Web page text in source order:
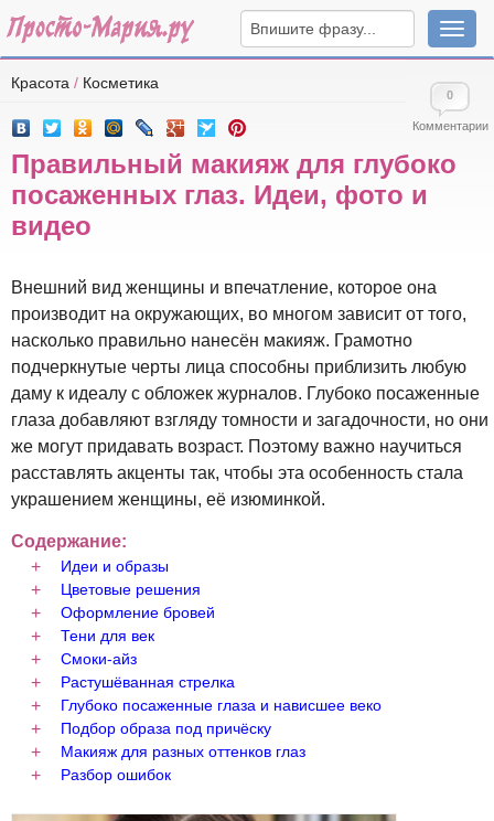
Красота / Косметика
0
Комментарии
Правильный макияж для глубоко
посаженных глаз. Идеи, фото и
видео
Внешний вид женщины и впечатление, которое она
производит на окружающих, во многом зависит от того,
насколько правильно нанесён макияж. Грамотно
подчеркнутые черты лица способны приблизить любую
даму к идеалу с обложек журналов. Глубоко посаженные
глаза добавляют взгляду томности и загадочности, но они
же могут придавать возраст. Поэтому важно научиться
расставлять акценты так, чтобы эта особенность стала
украшением женщины, её изюминкой.
Содержание:
Идеи и образы
Цветовые решения
Оформление бровей
Тени для век
Смоки-айз
Растушёванная стрелка
Глубоко посаженные глаза и нависшее веко
Подбор образа под причёску
Макияж для разных оттенков глаз
Разбор ошибок